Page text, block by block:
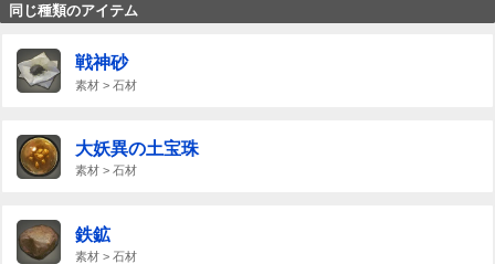
同じ種類のアイテム
戦神砂
素材 > 石材
大妖異の土宝珠
素材 > 石材
鉄鉱
素材 > 石材